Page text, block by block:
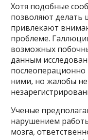
Хотя подобные
позволяют
привлекают
проблеме.
возможных
данным
послеоперационно
ними, но жалобы
Ученые
нарушением
мозга,